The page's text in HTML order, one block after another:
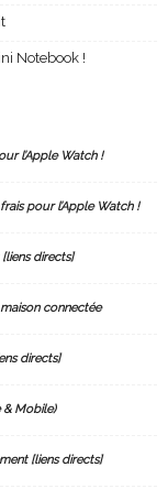
Notebook !
l’Apple Watch !
pour l’Apple Watch !
directs]
connectée
directs]
& Mobile)
[liens directs]